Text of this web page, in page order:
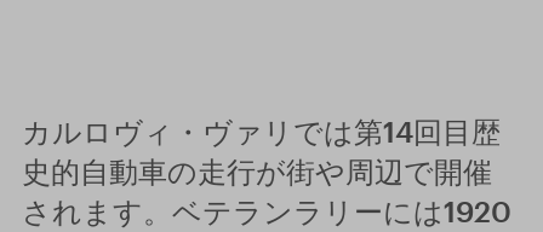
カルロヴィ・ヴァリでは第14回目歴
史的自動車の走行が街や周辺で開催
されます。ベテランラリーには1920